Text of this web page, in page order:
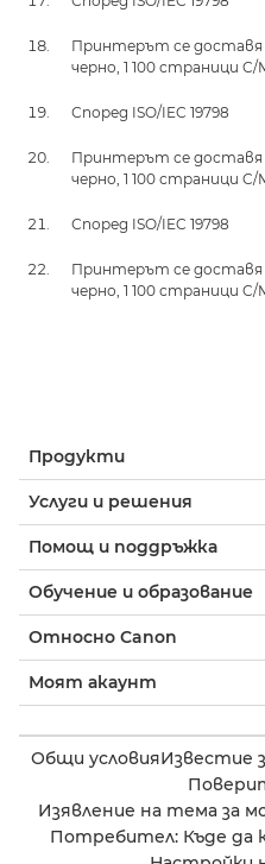
Принтерът се доставя
черно, 1 100 страници
Според ISO/IEC 19798
Принтерът се доставя
черно, 1 100 страници
Според ISO/IEC 19798
Принтерът се доставя
черно, 1 100 страници
Продукти
Услуги и решения
Помощ и поддръжка
Обучение и образование
Относно Canon
Моят акаунт
Общи условияИзвестие
Изявление на тема за
Потребител: Къде да